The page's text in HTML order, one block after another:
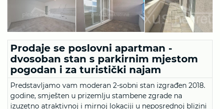
Prodaje se poslovni apartman -
dvosoban stan s parkirnim mjestom
pogodan i za turistički najam
Predstavljamo vam moderan 2-sobni stan izgrađen 2018.
godine, smješten u prizemlju stambene zgrade na
izuzetno atraktivnoj i mirnoj lokaciji u neposrednoj blizini